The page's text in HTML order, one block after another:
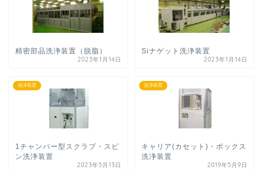
精密部品洗浄装置（脱脂）
2023年1月14日
Siナゲット洗浄装置
2023年1月14日
洗浄装置
1チャンバー型スクラブ・スピ
ン洗浄装置
2023年5月13日
洗浄装置
キャリア(カセット)・ボックス
洗浄装置
2019年5月9日